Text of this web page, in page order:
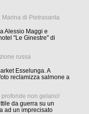
di Pietrasanta
Alessio Maggi e
"Le Ginestre" di
russa
Esselunga. A
reclamizza salmone a
non gelano!
da guerra su un
ad un imprecisato